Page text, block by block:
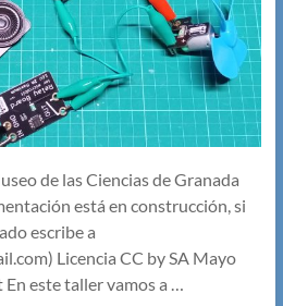
de las Ciencias de Granada
está en construcción, si
escribe a
Licencia CC by SA Mayo
este taller vamos a …